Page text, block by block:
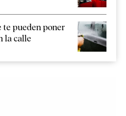
te pueden poner
la calle